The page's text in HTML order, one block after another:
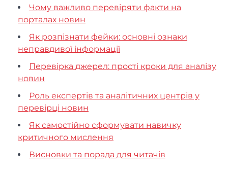
Чому важливо перевіряти факти на
порталах новин
Як розпізнати фейки: основні ознаки
неправдивої інформації
Перевірка джерел: прості кроки для аналізу
новин
Роль експертів та аналітичних центрів у
перевірці новин
Як самостійно сформувати навичку
критичного мислення
Висновки та порада для читачів